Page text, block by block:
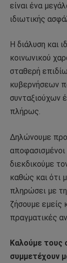
είναι ένα
ιδιωτικής
Η διάλυση και
κοινωνικού
σταθερή
κυβερνήσεων
συνταξιούχων
πλήρως.
Δηλώνουμε
διεκδικούμε
καθώς και ότι
πληρώσει με
ζήσουμε εμείς
πραγματικές
Καλούμε τους
συμμετέχουν